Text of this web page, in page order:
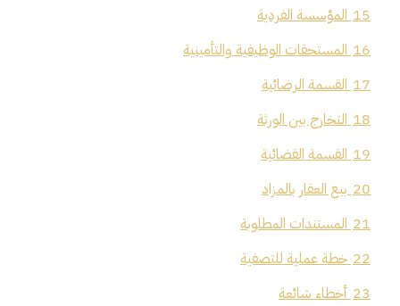
15 المؤسسة الفردية
16 المستحقات الوظيفية والتأمينية
17 القسمة الرضائية
18 التخارج بين الورثة
19 القسمة القضائية
20 بيع العقار بالمزاد
21 المستندات المطلوبة
22 خطة عملية للتصفية
23 أخطاء شائعة